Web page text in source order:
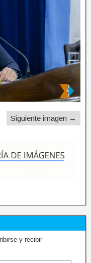
Siguiente imagen →
y recibir